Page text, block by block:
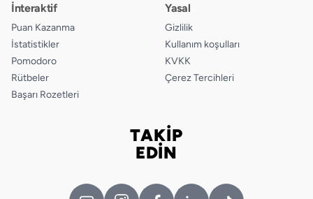
İnteraktif
Puan Kazanma
İstatistikler
Pomodoro
Rütbeler
Başarı Rozetleri
Yasal
Gizlilik
Kullanım koşulları
KVKK
Çerez Tercihleri
TAKİP
EDİN